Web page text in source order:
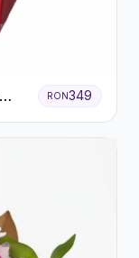
RON349